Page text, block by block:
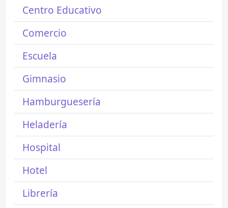
Centro Educativo
Comercio
Escuela
Gimnasio
Hamburguesería
Heladería
Hospital
Hotel
Librería